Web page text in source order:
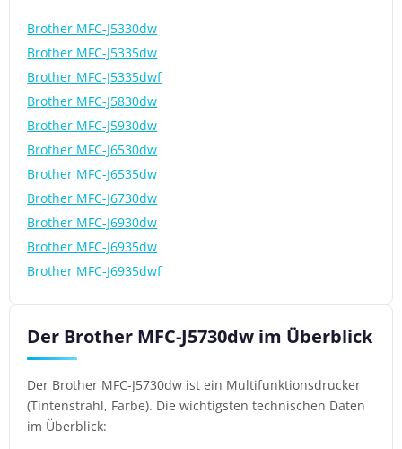
Brother MFC-J5330dw
Brother MFC-J5335dw
Brother MFC-J5335dwf
Brother MFC-J5830dw
Brother MFC-J5930dw
Brother MFC-J6530dw
Brother MFC-J6535dw
Brother MFC-J6730dw
Brother MFC-J6930dw
Brother MFC-J6935dw
Brother MFC-J6935dwf
Der Brother MFC-J5730dw im Überblick
Der Brother MFC-J5730dw ist ein Multifunktionsdrucker
(Tintenstrahl, Farbe). Die wichtigsten technischen Daten
im Überblick: